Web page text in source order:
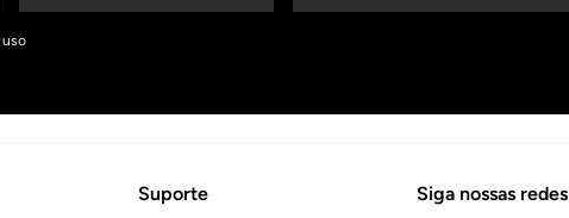
uso
Suporte Siga nossas redes